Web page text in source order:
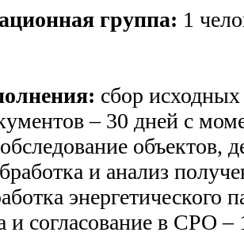
группа: 1
сбор
– 30 дней с
объектов,
и анализ
энергетического
и согласование в СРО –